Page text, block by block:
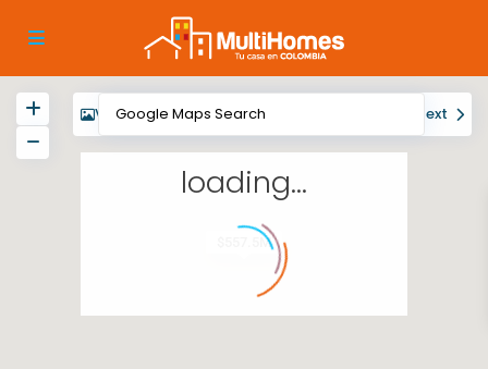
$557.5M
loading...
View My Location Next